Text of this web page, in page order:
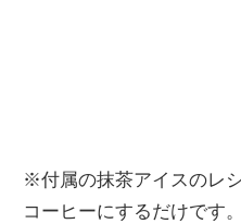
※付属の抹茶アイスのレ
コーヒーにするだけです。